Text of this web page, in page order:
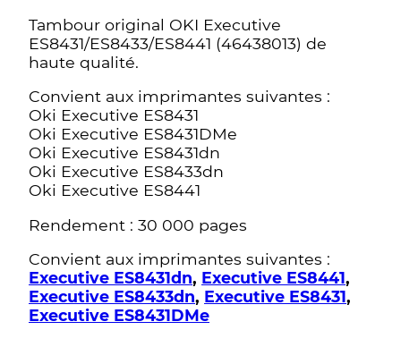
Tambour original OKI Executive
ES8431/ES8433/ES8441 (46438013) de
haute qualité.
Convient aux imprimantes suivantes :
Oki Executive ES8431
Oki Executive ES8431DMe
Oki Executive ES8431dn
Oki Executive ES8433dn
Oki Executive ES8441
Rendement : 30 000 pages
Convient aux imprimantes suivantes :
Executive ES8431dn, Executive ES8441,
Executive ES8433dn, Executive ES8431,
Executive ES8431DMe